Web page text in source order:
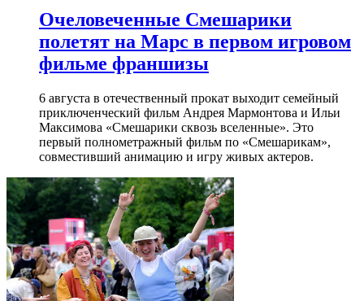
Очеловеченные Смешарики
полетят на Марс в первом игровом
фильме франшизы
6 августа в отечественный прокат выходит семейный
приключенческий фильм Андрея Мармонтова и Ильи
Максимова «Смешарики сквозь вселенные». Это
первый полнометражный фильм по «Смешарикам»,
совместивший анимацию и игру живых актеров.